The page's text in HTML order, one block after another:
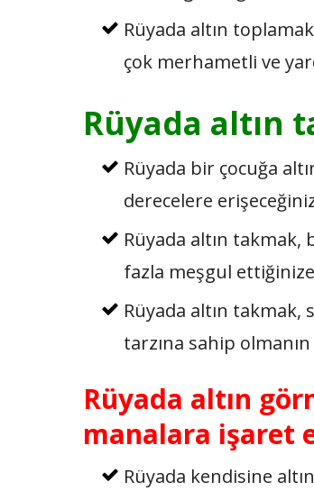
Rüyada altın
çok merhametli ve
Rüyada altın
Rüyada bir çocuğa
derecelere
Rüyada altın
fazla meşgul
Rüyada altın
tarzına sahip
Rüyada altın
manalara işaret
Rüyada kendisine